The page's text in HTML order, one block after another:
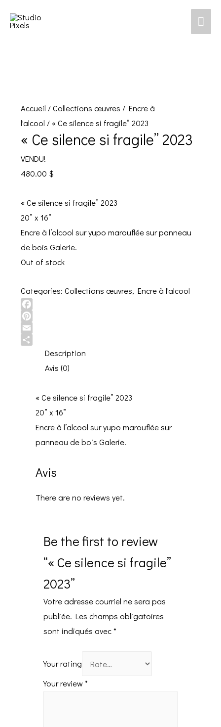
Accueil /Collections œuvres / Encre à
l'alcool / « Ce silence si fragile” 2023
« Ce silence si fragile” 2023
VENDU!
480.00 $
« Ce silence si fragile” 2023
20” x 16”
Encre à l’alcool sur yupo marouflée sur panneau
de bois Galerie.
Out of stock
Categories: Collections œuvres, Encre à l'alcool
Facebook
Pinterest
Email
Description
Avis (0)
« Ce silence si fragile” 2023
20” x 16”
Encre à l’alcool sur yupo marouflée sur
panneau de bois Galerie.
Avis
There are no reviews yet.
Be the first to review
“« Ce silence si fragile”
2023”
Votre adresse courriel ne sera pas
publiée. Les champs obligatoires
sont indiqués avec*
Your rating
Your review*